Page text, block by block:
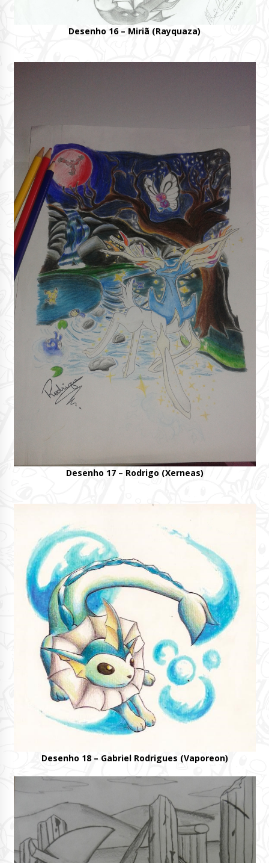
Desenho 16 – Miriã (Rayquaza)
Desenho 17 – Rodrigo (Xerneas)
Desenho 18 – Gabriel Rodrigues (Vaporeon)